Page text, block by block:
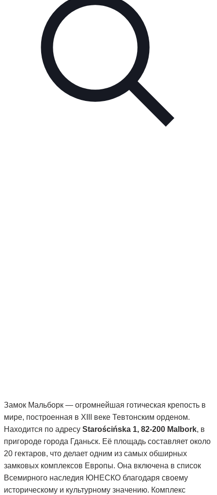
Замок Мальборк — огромнейшая готическая крепость в
мире, построенная в XIII веке Тевтонским орденом.
Находится по адресу Starościńska 1, 82-200 Malbork, в
пригороде города Гданьск. Её площадь составляет около
20 гектаров, что делает одним из самых обширных
замковых комплексов Европы. Она включена в список
Всемирного наследия ЮНЕСКО благодаря своему
историческому и культурному значению. Комплекс